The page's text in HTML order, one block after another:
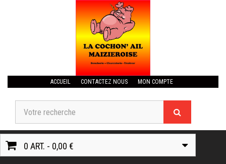
ACCUEIL CONTACTEZ NOUS MON COMPTE
0 ART. - 0,00 €